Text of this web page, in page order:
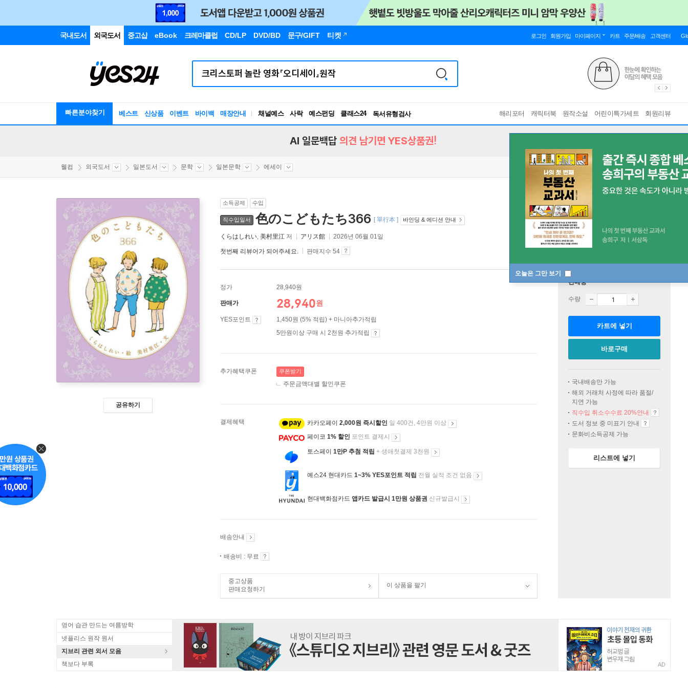
국내도서 외국도서 중고샵 eBook 크레마클럽 CD/LP DVD/BD 문구/GIFT 티켓 로그인 회원가입 마이페이지 카트 주문/배송 고객센터
빠른분야찾기 베스트 신상품 이벤트 바이백 매장안내 채널예스 사락 예스펀딩 클래스24
독서유형검사
RBTI Lab
해리포터 캐릭터북 원작소설 어린이특가세트 회원리뷰
오늘은 그만 보기
AI 일문백답 의견 남기면 YES상품권!
웰컴 외국도서 일본도서 문학 일본문학 에세이
공유하기
소득공제 수입
직수입일서 色のこどもたち366 [ 單行本 ] 바인딩 & 에디션 안내
くらはしれい, 美村里江 저 アリス館 2026년 06월 01일
첫번째 리뷰어가 되어주세요. 판매지수 54
정가 28,940원
판매가 28,940원
YES포인트
1,450원 (5% 적립) + 마니아추가적립
5만원이상 구매 시 2천원 추가적립
추가혜택쿠폰 쿠폰받기
주문금액대별 할인쿠폰
결제혜택 카카오페이 2,000원 즉시할인 일 400건, 4만원 이상
페이코 1% 할인 포인트 결제시
토스페이 1만P 추첨 적립 + 생애첫결제 3천원
예스24 현대카드 1~3% YES포인트 적립 전월 실적 조건 없음
현대백화점카드 앱카드 발급시 1만원 상품권 신규발급시
배송안내
배송비 : 무료
중고상품
판매요청하기
이 상품을 팔기
판매중
수량
카트에 넣기
바로구매
국내배송만 가능
해외 거래처 사정에 따라 품절/
지연 가능
직수입 취소수수료 20%안내
도서 정보 중 미표기 안내
문화비소득공제 가능
리스트에 넣기
영어 습관 만드는 여름방학
넷플리스 원작 원서
지브리 관련 외서 모음
책보다 부록
AD